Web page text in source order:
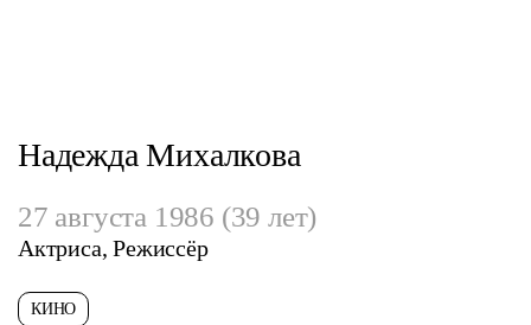
Надежда Михалкова
27 августа 1986 (39 лет)
Актриса, Режиссёр
КИНО